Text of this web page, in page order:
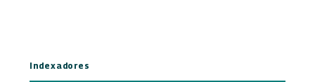
Indexadores